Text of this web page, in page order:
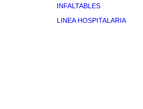
INFALTABLES
LINEA HOSPITALARIA